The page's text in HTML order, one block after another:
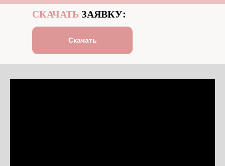
СКАЧАТЬ ЗАЯВКУ:
Скачать